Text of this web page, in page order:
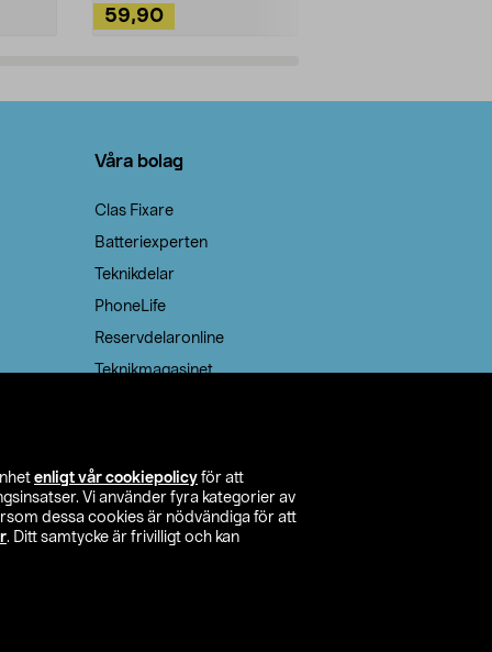
enligt vår cookiepolicy för att
Vi använder fyra kategorier av
dessa cookies är nödvändiga för att
. Ditt samtycke är frivilligt och kan
59,90
Våra bolag
Clas Fixare
Batteriexperten
Teknikdelar
PhoneLife
Reservdelaronline
Teknikmagasinet